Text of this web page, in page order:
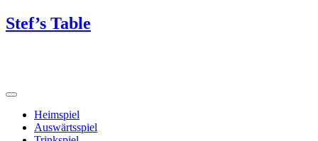
Skip
to
Stef’s Table
Heimspiel
Auswärtsspiel